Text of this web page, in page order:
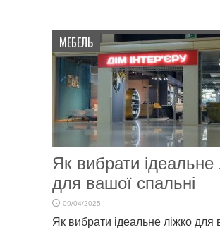
МЕБЕЛЬ
Як вибрати ідеальне
для вашої спальні
09/04/2025
Як вибрати ідеальне ліжко для